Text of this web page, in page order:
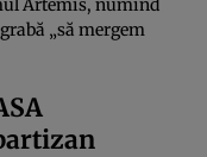
Artemis, numind
„să mergem